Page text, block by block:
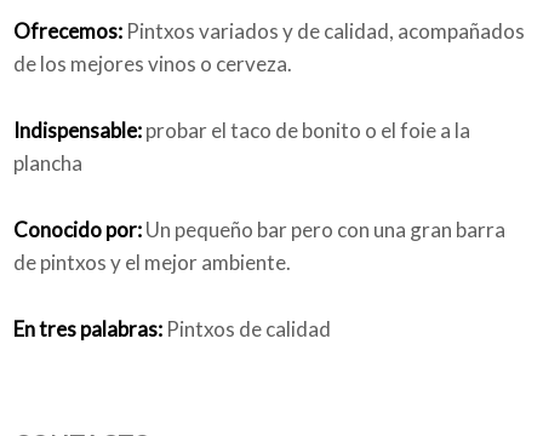
Blog
Añade tu negocio
Ofrecemos: Pintxos variados y de calidad, acompañados
de los mejores vinos o cerveza.
Indispensable:probar el taco de bonito o el foie a la
plancha
Conocido por:Un pequeño bar pero con una gran barra
de pintxos y el mejor ambiente.
En tres palabras: Pintxos de calidad